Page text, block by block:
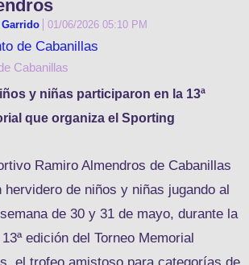
01/06/2026 05:10 PM
Cabanillas
y niñas participaron en la 13ª
que organiza el Sporting
Ramiro Almendros de Cabanillas
hervidero de niños y niñas jugando al
de 30 y 31 de mayo, durante la
edición del Torneo Memorial
el trofeo amistoso para categorías de